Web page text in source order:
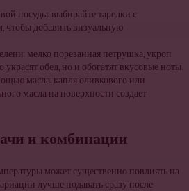
посуды: выбирайте тарелки с
добавить визуальную
мелко порезанная петрушка, укроп
обед, но и обогатят вкусовые ноты.
масла: капля оливкового или
масла на поверхности создает
и комбинации
может существенно повлиять на
лучше подавать сразу после